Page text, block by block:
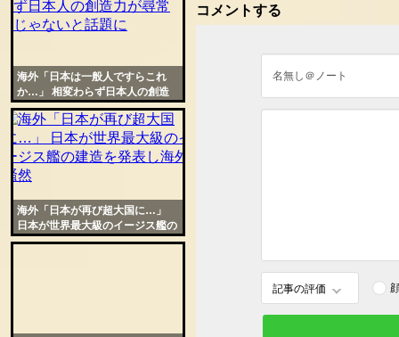
コメントする
記事の評価
海外「日本は一般人ですらこれ
か…」 相変わらず日本人の創造
力が尋常じゃないと話題に
海外「日本が再び超大国に…」
日本が世界最大級のイージス艦の
建造を発表し海外騒然